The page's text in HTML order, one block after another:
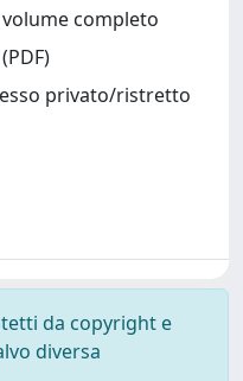
completo
privato/ristretto
da copyright e
diversa